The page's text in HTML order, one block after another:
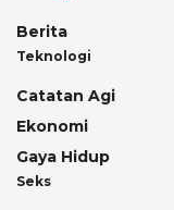
Berita
Teknologi
Catatan Agi
Ekonomi
Gaya Hidup
Seks